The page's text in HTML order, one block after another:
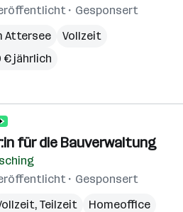
Gesponsert
Attersee
Vollzeit
€ jährlich
für die Bauverwaltung
Gesponsert
Teilzeit
Homeoffice